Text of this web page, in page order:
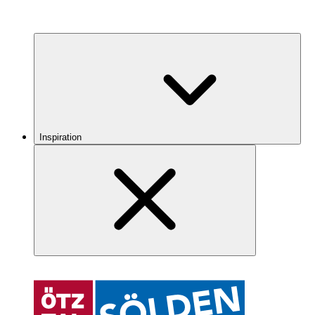
Inspiration